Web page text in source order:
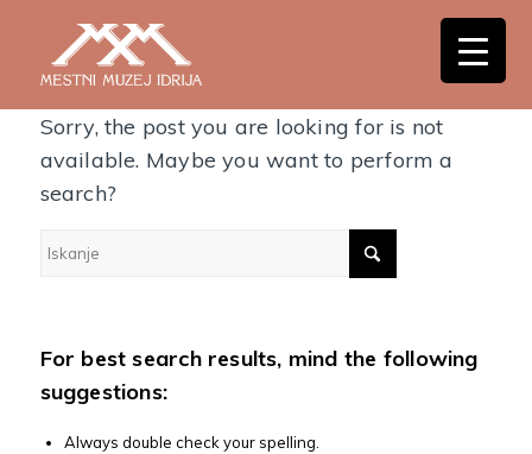
Nothing Found
Sorry, the post you are looking for is not
available. Maybe you want to perform a
search?
For best search results, mind the following
suggestions:
Always double check your spelling.